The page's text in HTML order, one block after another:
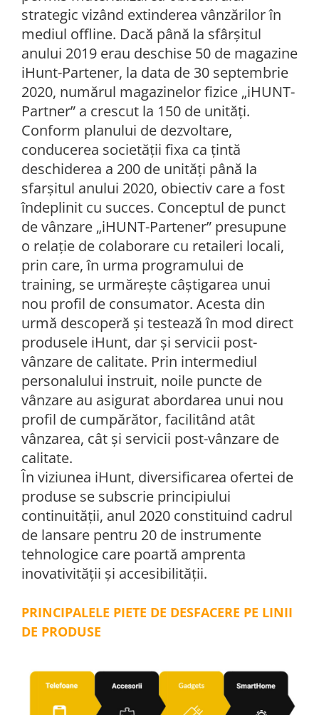
strategic vizând extinderea vânzărilor în
mediul offline. Dacă până la sfârșitul
anului 2019 erau deschise 50 de magazine
iHunt-Partener, la data de 30 septembrie
2020, numărul magazinelor fizice „iHUNT-
Partner” a crescut la 150 de unităţi.
Conform planului de dezvoltare,
conducerea societăţii fixa ca ţintă
deschiderea a 200 de unităţi până la
sfarşitul anului 2020, obiectiv care a fost
îndeplinit cu succes. Conceptul de punct
de vânzare „iHUNT-Partener” presupune
o relaţie de colaborare cu retaileri locali,
prin care, în urma programului de
training, se urmăreşte câştigarea unui
nou profil de consumator. Acesta din
urmă descoperă şi testează în mod direct
produsele iHunt, dar şi servicii post-
vânzare de calitate. Prin intermediul
personalului instruit, noile puncte de
vânzare au asigurat abordarea unui nou
profil de cumpărător, facilitând atât
vânzarea, cât și servicii post-vânzare de
calitate.
În viziunea iHunt, diversificarea ofertei de
produse se subscrie principiului
continuității, anul 2020 constituind cadrul
de lansare pentru 20 de instrumente
tehnologice care poartă amprenta
inovativității și accesibilității.
PRINCIPALELE PIETE DE DESFACERE PE LINII
DE PRODUSE